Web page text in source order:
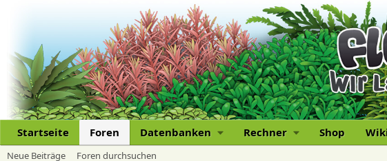
Startseite Foren Datenbanken Rechner Shop
Neue Beiträge
Foren durchsuchen